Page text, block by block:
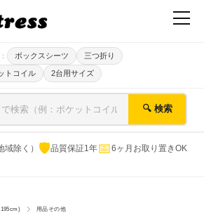
ボックスシーツ 三つ折り
トコイル 2台用サイズ
🔍 検索
除く） 🛡品質保証1年📅6ヶ月お取り置きOK
用品その他